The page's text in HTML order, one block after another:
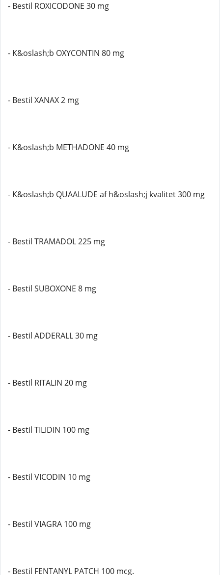
- Bestil ROXICODONE 30 mg
- K&oslash;b OXYCONTIN 80 mg
- Bestil XANAX 2 mg
- K&oslash;b METHADONE 40 mg
- K&oslash;b QUAALUDE af h&oslash;j kvalitet 300 mg
- Bestil TRAMADOL 225 mg
- Bestil SUBOXONE 8 mg
- Bestil ADDERALL 30 mg
- Bestil RITALIN 20 mg
- Bestil TILIDIN 100 mg
- Bestil VICODIN 10 mg
- Bestil VIAGRA 100 mg
- Bestil FENTANYL PATCH 100 mcg.